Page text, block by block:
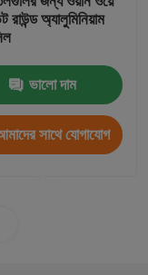
রাউন্ড অ্যালুমিনিয়াম
ভালো দাম
সাথে যোগাযোগ